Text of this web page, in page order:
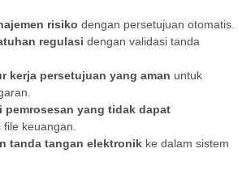
risiko dengan persetujuan otomatis.
regulasi dengan validasi tanda
kerja persetujuan yang aman untuk
pemrosesan yang tidak dapat
file keuangan.
tanda tangan elektronik ke dalam sistem